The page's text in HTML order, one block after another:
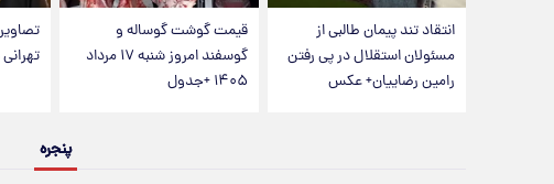
انتقاد تند پیمان طالبی از
مسئولان استقلال در پی رفتن
رامین رضاییان+ عکس
قیمت گوشت گوساله و
گوسفند امروز شنبه ۱۷ مرداد
۱۴۰۵ +جدول
پنجره